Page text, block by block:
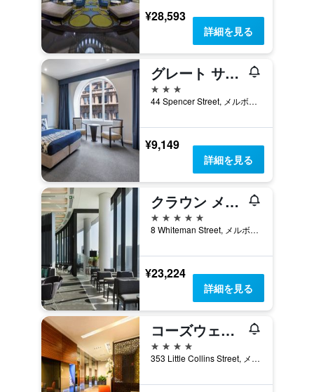
¥28,593
詳細を見る
グレート サザン ホテル メルボルン
3つ星
44 Spencer Street, メルボルン, VIC, オーストラリア
¥9,149
詳細を見る
クラウン メトロポール
5つ星
8 Whiteman Street, メルボルン, VIC, オーストラリア
¥23,224
詳細を見る
コーズウェイ 353 ホテル
4つ星
353 Little Collins Street, メルボルン, VIC, オーストラリア